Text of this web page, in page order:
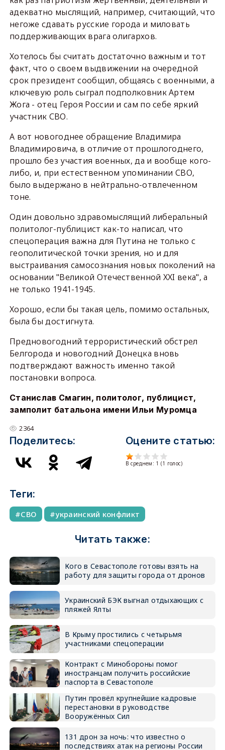
адекватно мыслящий, например, считающий, что
негоже сдавать русские города и миловать
поддерживающих врага олигархов.
Хотелось бы считать достаточно важным и тот
факт, что о своем выдвижении на очередной
срок президент сообщил, общаясь с военными, а
ключевую роль сыграл подполковник Артем
Жога - отец Героя России и сам по себе яркий
участник СВО.
А вот новогоднее обращение Владимира
Владимировича, в отличие от прошлогоднего,
прошло без участия военных, да и вообще кого-
либо, и, при естественном упоминании СВО,
было выдержано в нейтрально-отвлеченном
тоне.
Один довольно здравомыслящий либеральный
политолог-публицист как-то написал, что
спецоперация важна для Путина не только с
геополитической точки зрения, но и для
выстраивания самосознания новых поколений на
основании "Великой Отечественной ХХI века", а
не только 1941-1945.
Хорошо, если бы такая цель, помимо остальных,
была бы достигнута.
Предновогодний террористический обстрел
Белгорода и новогодний Донецка вновь
подтверждают важность именно такой
постановки вопроса.
Станислав Смагин, политолог, публицист,
замполит батальона имени Ильи Муромца
2364
Поделитесь: Оцените статью:
В среднем: 1 (1 голос)
Теги:
СВО украинский конфликт
Читать также:
Кого в Севастополе готовы взять на
работу для защиты города от дронов
Украинский БЭК выгнал отдыхающих с
пляжей Ялты
В Крыму простились с четырьмя
участниками спецоперации
Контракт с Минобороны помог
иностранцам получить российские
паспорта в Севастополе
Путин провёл крупнейшие кадровые
перестановки в руководстве
Вооружённых Сил
131 дрон за ночь: что известно о
последствиях атак на регионы России